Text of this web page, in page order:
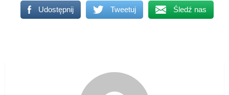
Udostępnij Tweetuj Śledź nas